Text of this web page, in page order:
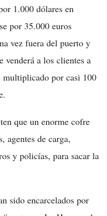
1.000 dólares en
por 35.000 euros
vez fuera del puerto y
venderá a los clientes a
multiplicado por casi 100
que un enorme cofre
agentes de carga,
y policías, para sacar la
sido encarcelados por